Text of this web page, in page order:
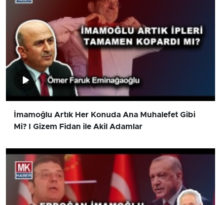
İmamoğlu Artık Her Konuda Ana Muhalefet Gibi
Mi? I Gizem Fidan ile Akil Adamlar